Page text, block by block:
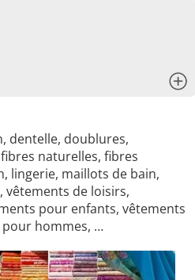
dentelle, doublures,
naturelles, fibres
lingerie, maillots de bain,
vêtements de loisirs,
pour enfants, vêtements
hommes, …